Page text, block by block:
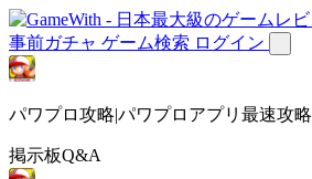
事前ガチャ ゲーム検索 ログイン
パワプロ攻略|パワプロアプリ最速攻略
掲示板Q&A